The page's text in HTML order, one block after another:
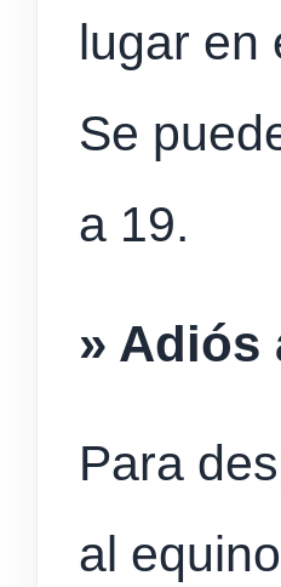
lugar en
Se
a 19.
» Adiós
Para
al